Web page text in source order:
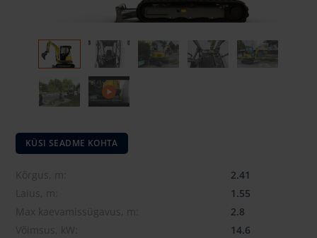
KÜSI SEADME KOHTA
Kõrgus, m:
2.41
Laius, m:
1.55
Max kaevamissügavus, m:
2.8
Võimsus, kW:
14.6